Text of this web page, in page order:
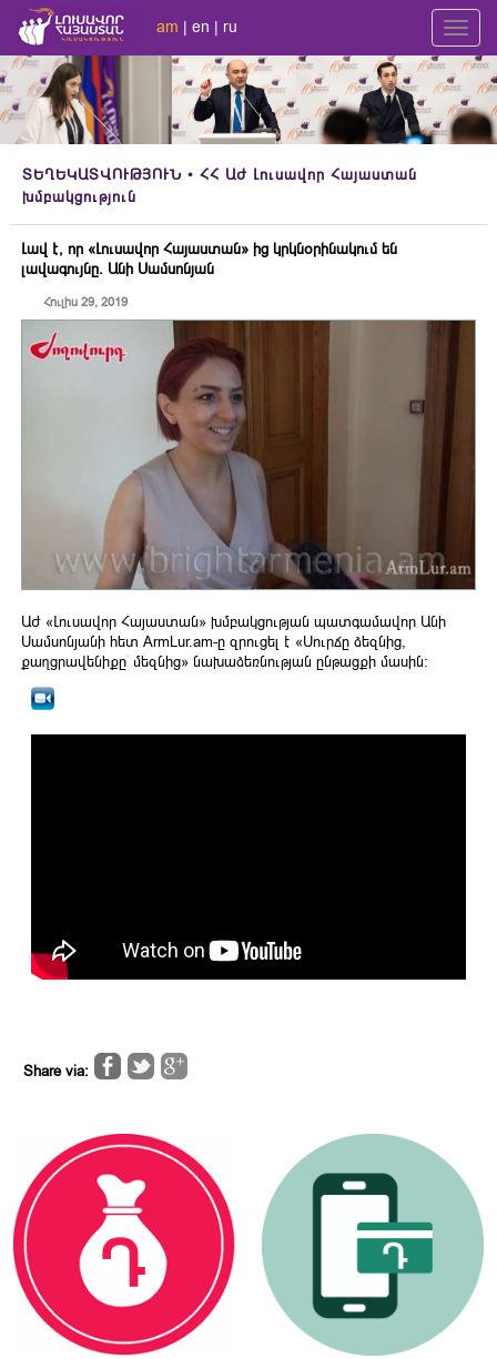
am | en | ru
ՏԵՂԵԿԱՏՎՈՒԹՅՈՒՆ • ՀՀ ԱԺ Լուսավոր Հայաստան
խմբակցություն
Լավ է, որ «Լուսավոր Հայաստան» ից կրկնօրինակում են
լավագույնը. Անի Սամսոնյան
Հուլիս 29, 2019
ԱԺ «Լուսավոր Հայաստան» խմբակցության պատգամավոր Անի
Սամսոնյանի հետ ArmLur.am-ը զրուցել է «Սուրճը ձեզնից,
քաղցրավենիքը՝ մեզնից» նախաձեռնության ընթացքի մասին:
Share via: